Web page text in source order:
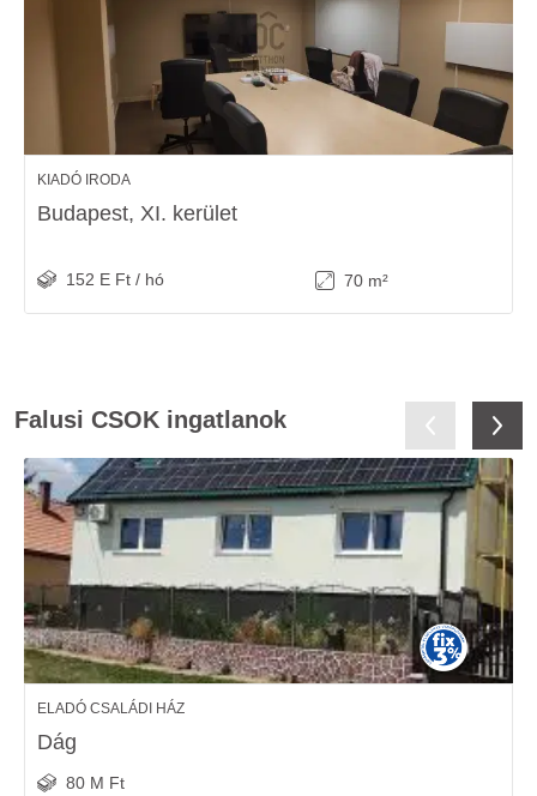
KIADÓ IRODA
Budapest, XI. kerület
152 E Ft / hó 70 m²
Falusi CSOK ingatlanok
ELADÓ CSALÁDI HÁZ
Dág
80 M Ft